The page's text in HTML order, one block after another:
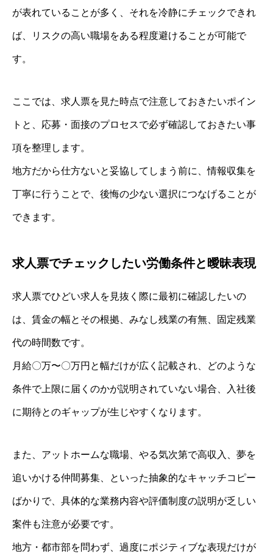
が表れていることが多く、それを冷静にチェックできれ
ば、リスクの高い職場をある程度避けることが可能で
す。
ここでは、求人票を見た時点で注意しておきたいポイン
トと、応募・面接のプロセスで必ず確認しておきたい事
項を整理します。
地方だから仕方ないと妥協してしまう前に、情報収集を
丁寧に行うことで、後悔の少ない選択につなげることが
できます。
求人票でチェックしたい労働条件と曖昧表現
求人票でひどい求人を見抜く際に最初に確認したいの
は、賃金の幅とその根拠、みなし残業の有無、固定残業
代の時間数です。
月給〇万〜〇万円と幅だけが広く記載され、どのような
条件で上限に届くのかが説明されていない場合、入社後
に期待とのギャップが生じやすくなります。
また、アットホームな職場、やる気次第で高収入、夢を
追いかける仲間募集、といった抽象的なキャッチコピー
ばかりで、具体的な業務内容や評価制度の説明が乏しい
案件も注意が必要です。
地方・都市部を問わず、過度にポジティブな表現だけが